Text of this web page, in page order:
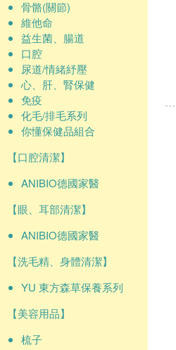
骨骼(關節)
維他命
益生菌、腸道
口腔
尿道/情緒紓壓
心、肝、腎保健
免疫
化毛/排毛系列
你懂保健品組合
【口腔清潔】
ANIBIO德國家醫
【眼、耳部清潔】
ANIBIO德國家醫
【洗毛精、身體清潔】
YU 東方森草保養系列
【美容用品】
梳子